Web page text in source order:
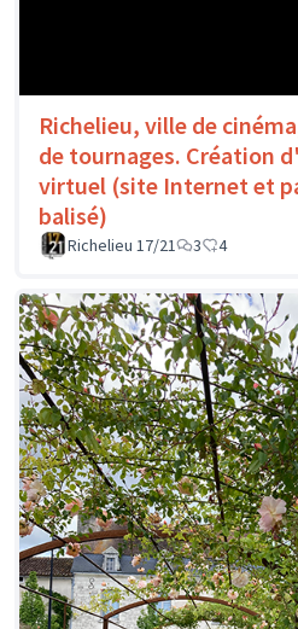
Richelieu, ville de
de tournages. Création
virtuel (site Internet et
balisé)
Richelieu 17/21 3 4